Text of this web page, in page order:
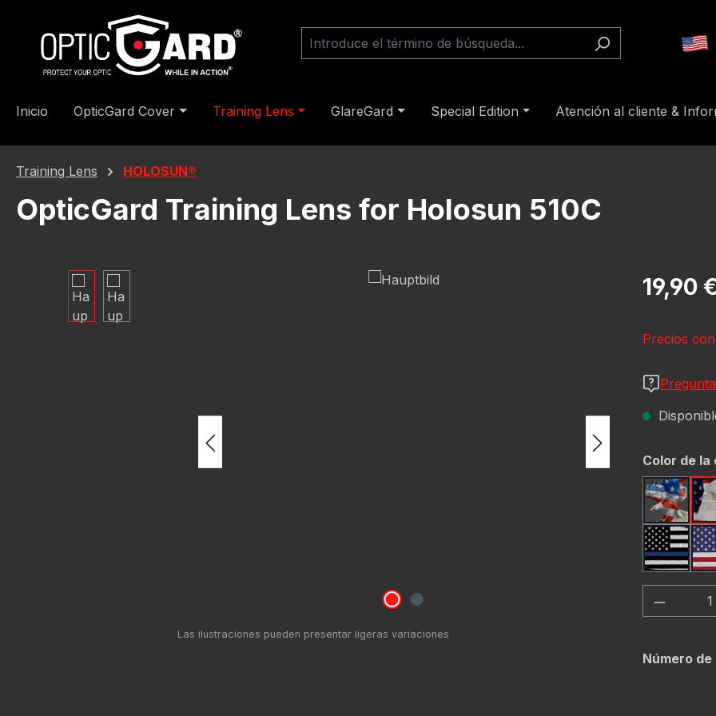
al contenido principal
Saltar a la búsqueda
Saltar a la navegación principal
Inicio OpticGard Cover Training Lens GlareGard Special Edition Atención al cliente &
Training Lens HOLOSUN®
OpticGard Training Lens for Holosun 510C
Omitir galería de imágenes Precio
19,90 €
Precios
Seleccione
Color de la
Thin
Número